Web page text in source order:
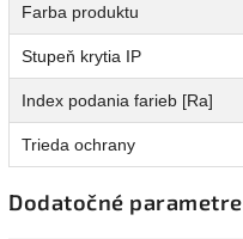
Farba produktu
Stupeň krytia IP
Index podania farieb [Ra]
Trieda ochrany
Dodatočné parametre